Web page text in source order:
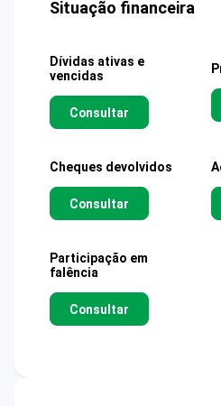
Situação financeira
Dívidas ativas e
vencidas
Consultar
Cheques devolvidos
Consultar
Participação em
falência
Consultar